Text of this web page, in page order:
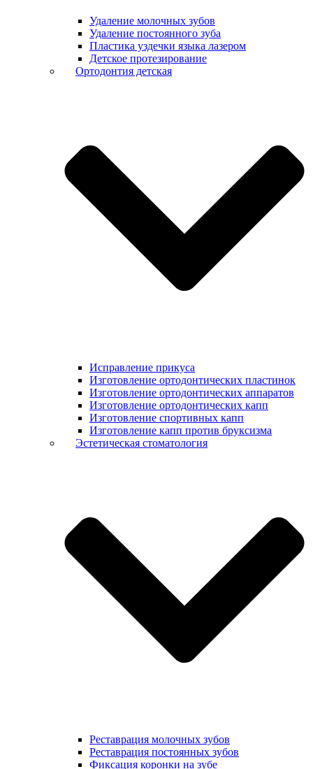
Удаление молочных зубов
Удаление постоянного зуба
Пластика уздечки языка лазером
Детское протезирование
Ортодонтия детская
Исправление прикуса
Изготовление ортодонтических пластинок
Изготовление ортодонтических аппаратов
Изготовление ортодонтических капп
Изготовление спортивных капп
Изготовление капп против бруксизма
Эстетическая стоматология
Реставрация молочных зубов
Реставрация постоянных зубов
Фиксация коронки на зубе